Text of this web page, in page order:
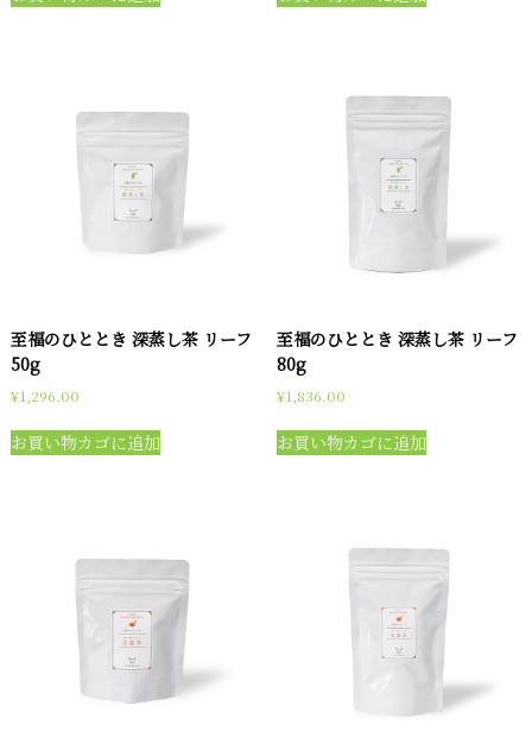
至福のひととき 深蒸し茶 リーフ
50g
¥1,296.00
お買い物カゴに追加
至福のひととき 深蒸し茶 リーフ
80g
¥1,836.00
お買い物カゴに追加